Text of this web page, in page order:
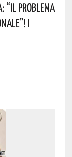
“il Problema
I